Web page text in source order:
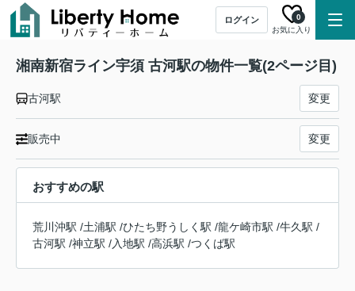
ログイン
お気に入り
0
湘南新宿ライン宇須 古河駅の物件一覧(2ページ目)
古河駅 変更
販売中 変更
おすすめの駅
荒川沖駅 /土浦駅 /ひたち野うしく駅 /龍ケ崎市駅 /牛久駅 /
古河駅 /神立駅 /入地駅 /高浜駅 /つくば駅